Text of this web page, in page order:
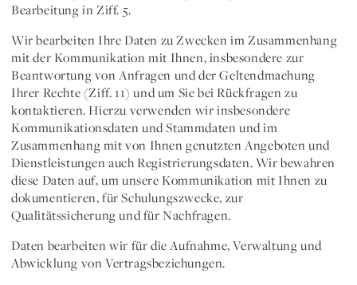
Bearbeitung in Ziff. 5.
Wir bearbeiten Ihre Daten zu Zwecken im Zusammenhang
mit der Kommunikation mit Ihnen, insbesondere zur
Beantwortung von Anfragen und der Geltendmachung
Ihrer Rechte (Ziff. 11) und um Sie bei Rückfragen zu
kontaktieren. Hierzu verwenden wir insbesondere
Kommunikationsdaten und Stammdaten und im
Zusammenhang mit von Ihnen genutzten Angeboten und
Dienstleistungen auch Registrierungsdaten. Wir bewahren
diese Daten auf, um unsere Kommunikation mit Ihnen zu
dokumentieren, für Schulungszwecke, zur
Qualitätssicherung und für Nachfragen.
Daten bearbeiten wir für die Aufnahme, Verwaltung und
Abwicklung von Vertragsbeziehungen.